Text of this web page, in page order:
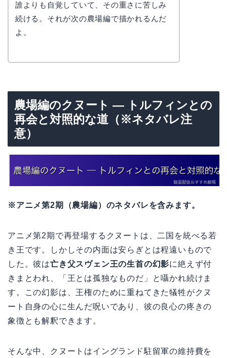
誰よりも自覚していて、その重さに苦しみ
続ける。それが次の農場編で描かれるんだ
よ。
農場編のクヌート — トルフィンとの
再会と対照的な道（※ネタバレ注
意）
※アニメ第2期（農場編）のネタバレを含みます。
アニメ第2期で再登場するクヌートは、二国を統べる若
き王です。しかしその内面は安らぎとは程遠いもので
した。彼は亡き父スヴェン王の生首の幻影に絶えず付
きまとわれ、「王とは孤独なものだ」と囁かれ続けま
す。この幻影は、王権のために重ねてきた犠牲がクヌ
ート自身の心に生んだ呪いであり、彼の良心の疼きの
象徴とも解釈できます。
そんな中、クヌートはイングランド駐留軍の維持費を